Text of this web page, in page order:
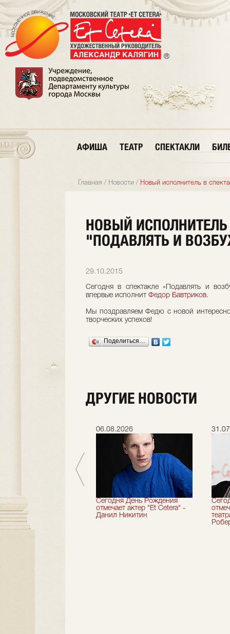
АФИША ТЕАТР СПЕКТАКЛИ
Главная / Новости / Новый исполнитель в
НОВЫЙ ИСПОЛНИТЕЛЬ
"ПОДАВЛЯТЬ И
29.10.2015
Сегодня в спектакле«Подавлять и
впервые исполнит Федор Бавтриков.
Мы поздравляем Федю с новой
творческих успехов!
Поделиться…
ДРУГИЕ НОВОСТИ
сезон!
06.08.2026
Сегодня День Рождения
отмечает актер "Et Cetera" -
Данил Никитин